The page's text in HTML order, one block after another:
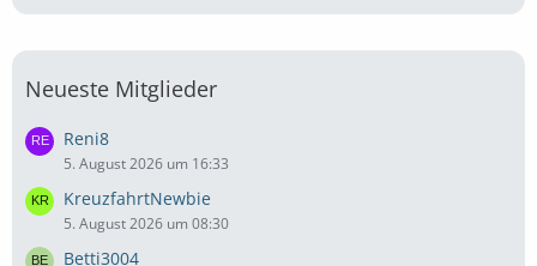
Neueste Mitglieder
Reni8
5. August 2026 um 16:33
KreuzfahrtNewbie
5. August 2026 um 08:30
Betti3004